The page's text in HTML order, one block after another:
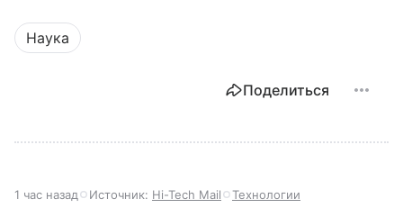
Наука
Поделиться
1 час назад Источник: Hi-Tech Mail Технологии